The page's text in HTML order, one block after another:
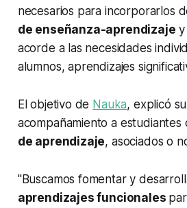
necesarios para incorporarlos
de enseñanza-aprendizaje y
acorde a las necesidades
alumnos, aprendizajes
El objetivo de Nauka, explicó
acompañamiento a estudiantes
de aprendizaje, asociados o
"Buscamos fomentar y
aprendizajes funcionales